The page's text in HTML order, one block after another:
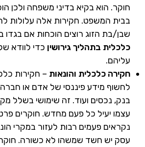
חוקר. הוא בקיא בדיני משפחה ולכן
בבית המשפט. חקירות אלה עלולות
שבן/בת הזוג רוצים הוכחות אם בגדו
כלכלית בתהליך גירושין כדי לוודא
עליהם.
חקירה כלכלית והונאות – חקירות
לחשוף מידע פיננסי של אדם או
בנק, נכסים ועוד. זה שימושי בשלל
עצמו יעיל כל פעם מחדש. חוקרים
נקראים פעמים רבות לעזור במקרי
עסק יש חשד שמשהו לא כשורה.